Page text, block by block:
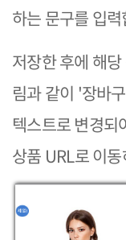
하는 문구를 입
저장한 후에 해
림과 같이 '장바
텍스트로 변경되
상품 URL로 이